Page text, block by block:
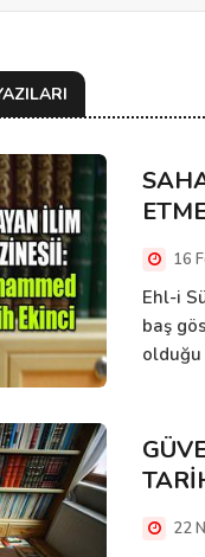
16
Ehl-i
baş
22